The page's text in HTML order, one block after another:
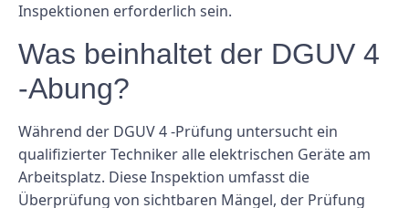
Inspektionen erforderlich sein.
Was beinhaltet der DGUV 4
-Abung?
Während der DGUV 4 -Prüfung untersucht ein
qualifizierter Techniker alle elektrischen Geräte am
Arbeitsplatz. Diese Inspektion umfasst die
Überprüfung von sichtbaren Mängel, der Prüfung